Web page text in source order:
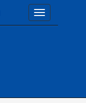
Toggle